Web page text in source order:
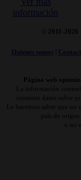
© 2011-
Quienes somos|
Página web
La información
contener datos sobre
Le hacemos saber que no
país de
o no